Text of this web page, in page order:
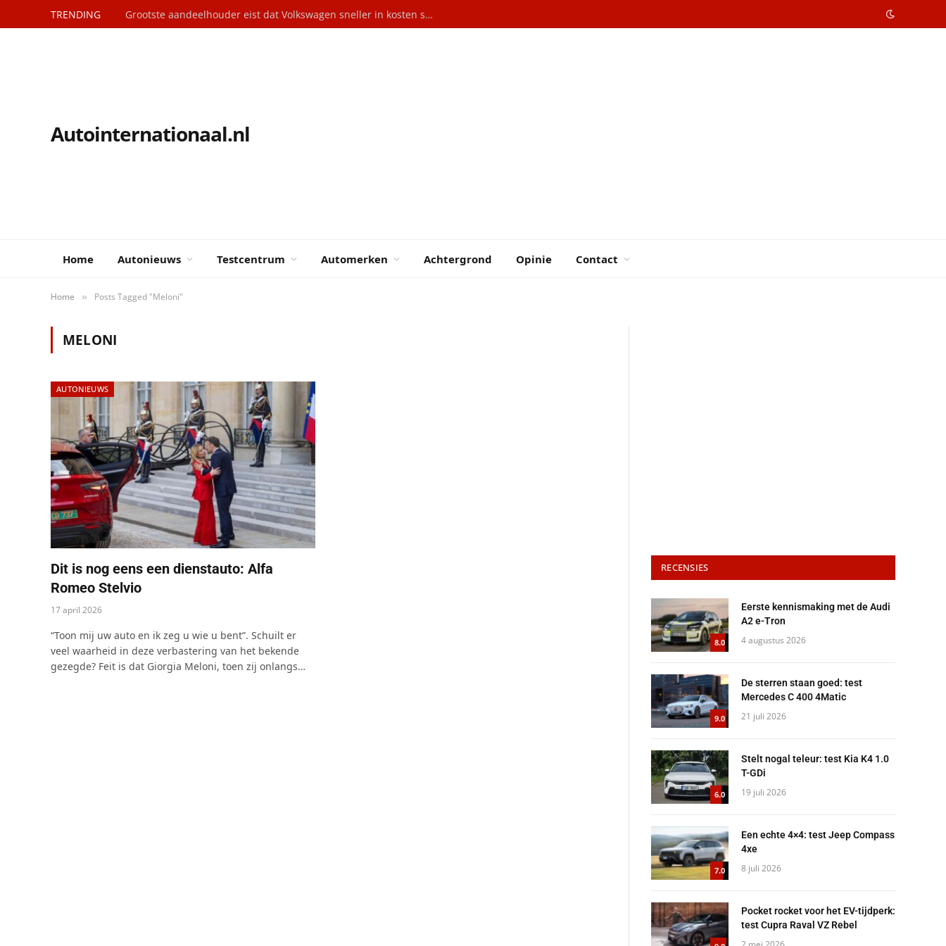
TRENDING Grootste aandeelhouder eist dat Volkswagen sneller in kosten snijdt
Autointernationaal.nl
Home Autonieuws Testcentrum Automerken Achtergrond Opinie Contact
Home » Posts Tagged "Meloni"
MELONI
AUTONIEUWS
Dit is nog eens een dienstauto: Alfa
Romeo Stelvio
17 april 2026
“Toon mij uw auto en ik zeg u wie u bent”. Schuilt er
veel waarheid in deze verbastering van het bekende
gezegde? Feit is dat Giorgia Meloni, toen zij onlangs…
RECENSIES
8.0
Eerste kennismaking met de Audi
A2 e-Tron
4 augustus 2026
9.0
De sterren staan goed: test
Mercedes C 400 4Matic
21 juli 2026
6.0
Stelt nogal teleur: test Kia K4 1.0
T-GDi
19 juli 2026
7.0
Een echte 4×4: test Jeep Compass
4xe
8 juli 2026
Pocket rocket voor het EV-tijdperk:
test Cupra Raval VZ Rebel